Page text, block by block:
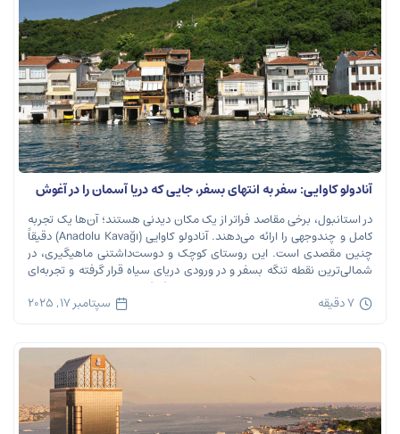
آنادولو کاوایی: سفر به انتهای بسفر، جایی که دریا آسمان را در آغوش
می‌گیرد
در استانبول، برخی مقاصد فراتر از یک مکان دیدنی هستند؛ آن‌ها یک تجربه
کامل و چندوجهی را ارائه می‌دهند. آنادولو کاوایی (Anadolu Kavağı) دقیقاً
چنین مقصدی است. این روستای کوچک و دوست‌داشتنی ماهیگیری، در
شمالی‌ترین نقطه تنگه بسفر و در ورودی دریای سیاه قرار گرفته و تجربه‌ای
بی‌نظیر از تاریخ، طبیعت و طعم‌های اصیل را […]
7 دقیقه سپتامبر 17, 2025